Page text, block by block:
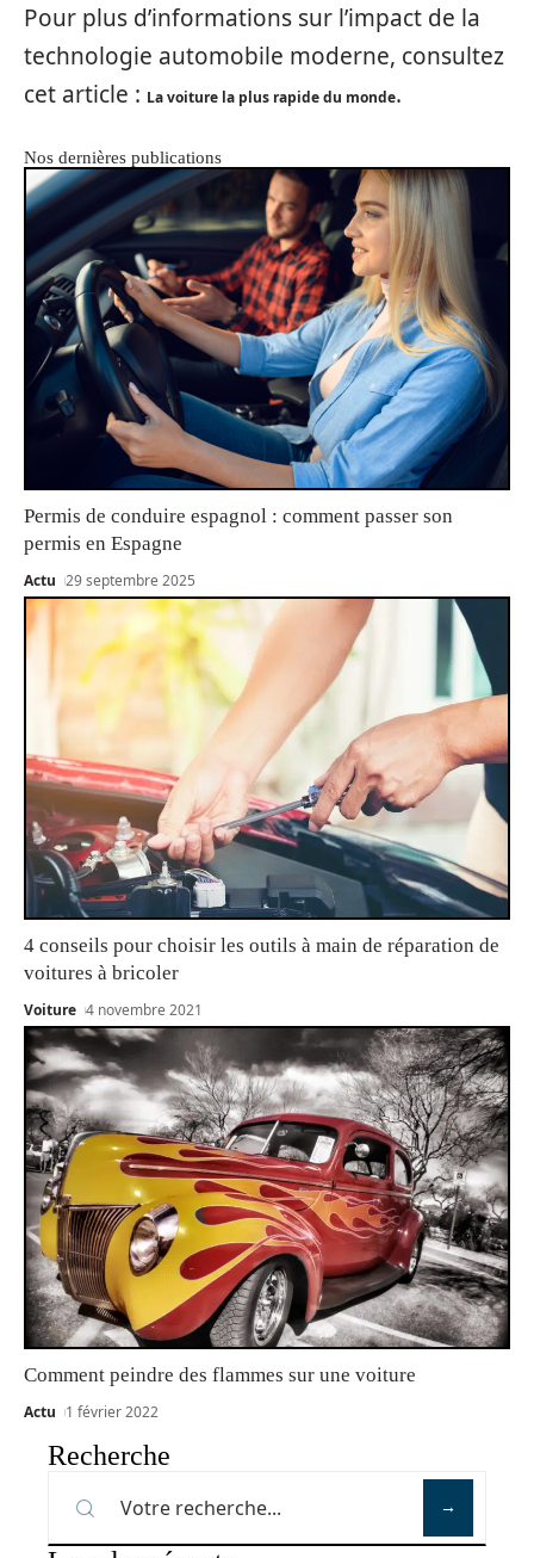
Pour plus d’informations sur l’impact de la
technologie automobile moderne, consultez
cet article : La voiture la plus rapide du monde.
Nos dernières publications
Permis de conduire espagnol : comment passer son
permis en Espagne
Actu 29 septembre 2025
4 conseils pour choisir les outils à main de réparation de
voitures à bricoler
Voiture 4 novembre 2021
Comment peindre des flammes sur une voiture
Actu 1 février 2022
Recherche